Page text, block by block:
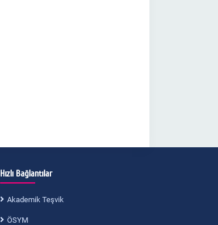
Hızlı Bağlantılar
Akademik Teşvik
ÖSYM